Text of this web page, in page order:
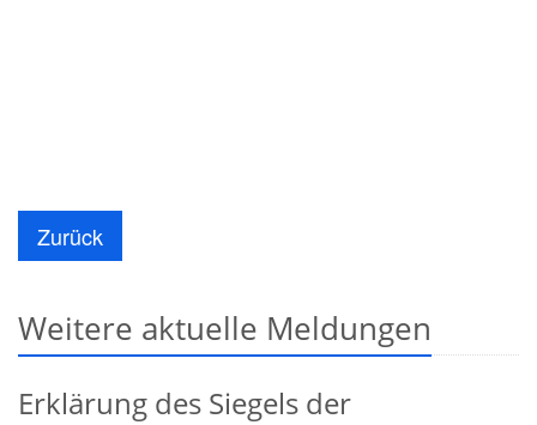
Zurück
Weitere aktuelle Meldungen
Erklärung des Siegels der